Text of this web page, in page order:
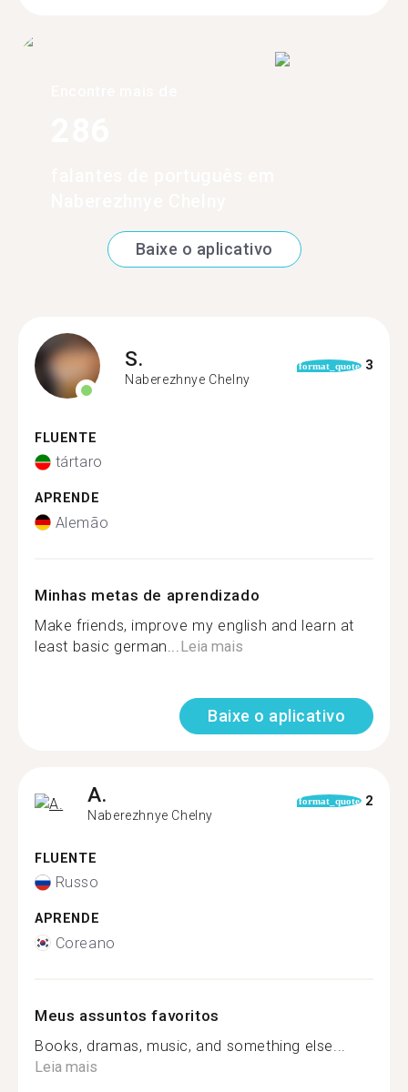
Baixe o aplicativo
S.
Naberezhnye Chelny
format_quote 3
FLUENTE
tártaro
APRENDE
Alemão
Minhas metas de aprendizado
Make friends, improve my english and learn at
least basic german... Leia mais
Baixe o aplicativo
A.
Naberezhnye Chelny
format_quote 2
FLUENTE
Russo
APRENDE
Coreano
Meus assuntos favoritos
Books, dramas, music, and something else...
Leia mais